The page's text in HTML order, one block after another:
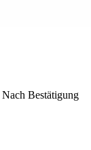
Nach Bestätigung